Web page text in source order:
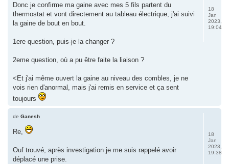
Donc je confirme ma gaine avec mes 5 fils partent du
thermostat et vont directement au tableau électrique, j'ai suivi
la gaine de bout en bout.
1ere question, puis-je la changer ?
2eme question, où a pu être faite la liaison ?
<Et j'ai même ouvert la gaine au niveau des combles, je ne
vois rien d'anormal, mais j'ai remis en service et ça sent
toujours
18
Jan
2023,
19:04
de Ganesh
Re,
Ouf trouvé, après investigation je me suis rappelé avoir
déplacé une prise.
18
Jan
2023,
19:38